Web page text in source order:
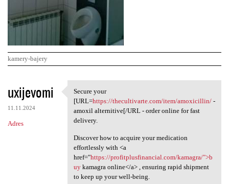
kamery-bajery
K
o
m
e
uxijevomi
11.11.2024
Adres
Secure your [URL=https:/
Secure your
[URL=https://thecultivarte.com/item/amoxicillin/-
amoxil alternitive[/URL - order online for fast
delivery.
Discover how to acquire your medication
effortlessly with <a
href="https://profitplusfinancial.com/kamagra/">b
uykamagra online</a> , ensuring rapid shipment
to keep up your well-being.